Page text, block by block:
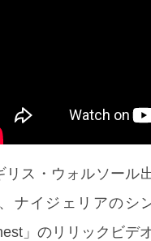
リス・ウォルソール
ナイジェリアのシ
」のリリックビデ